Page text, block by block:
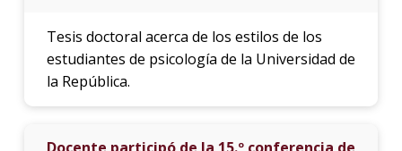
Tesis doctoral acerca de los estilos de los
estudiantes de psicología de la Universidad de
la República.